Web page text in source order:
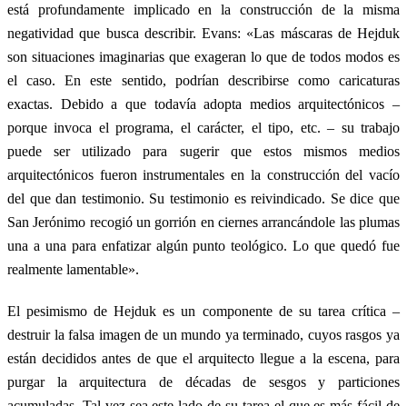
está profundamente implicado en la construcción de la misma
negatividad que busca describir. Evans: «Las máscaras de Hejduk
son situaciones imaginarias que exageran lo que de todos modos es
el caso. En este sentido, podrían describirse como caricaturas
exactas. Debido a que todavía adopta medios arquitectónicos –
porque invoca el programa, el carácter, el tipo, etc. – su trabajo
puede ser utilizado para sugerir que estos mismos medios
arquitectónicos fueron instrumentales en la construcción del vacío
del que dan testimonio. Su testimonio es reivindicado. Se dice que
San Jerónimo recogió un gorrión en ciernes arrancándole las plumas
una a una para enfatizar algún punto teológico. Lo que quedó fue
realmente lamentable».
El pesimismo de Hejduk es un componente de su tarea crítica –
destruir la falsa imagen de un mundo ya terminado, cuyos rasgos ya
están decididos antes de que el arquitecto llegue a la escena, para
purgar la arquitectura de décadas de sesgos y particiones